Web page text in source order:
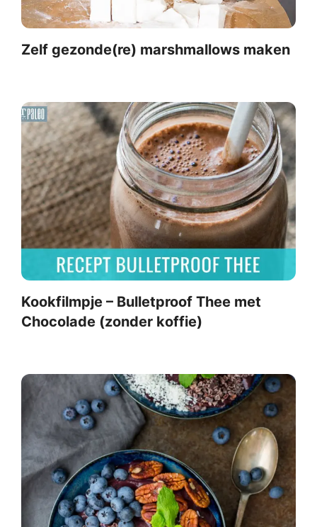
Zelf gezonde(re) marshmallows maken
Kookfilmpje – Bulletproof Thee met
Chocolade (zonder koffie)